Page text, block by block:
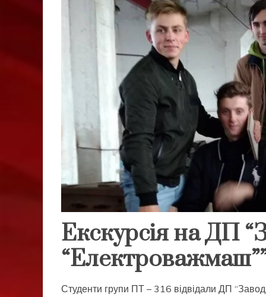
Екскурсія на ДП
Студенти групи ПТ – 316 відвідали ДП